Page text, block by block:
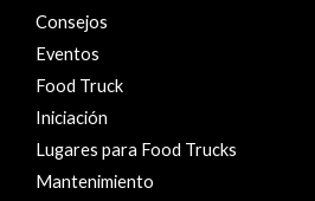
Consejos
Eventos
Food Truck
Iniciación
Lugares para Food Trucks
Mantenimiento